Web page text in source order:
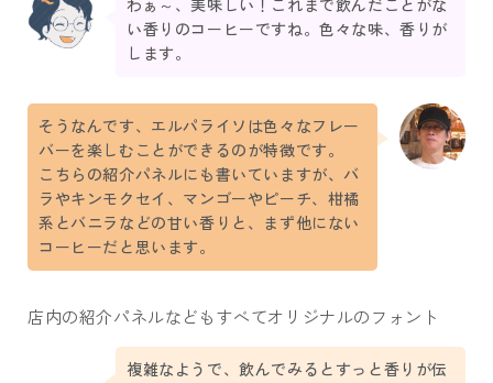
わぁ～、美味しい！これまで飲んだことがな
い香りのコーヒーですね。色々な味、香りが
します。
そうなんです、エルパライソは色々なフレー
バーを楽しむことができるのが特徴です。
こちらの紹介パネルにも書いていますが、バ
ラやキンモクセイ、マンゴーやピーチ、柑橘
系とバニラなどの甘い香りと、まず他にない
コーヒーだと思います。
店内の紹介パネルなどもすべてオリジナルのフォント
複雑なようで、飲んでみるとすっと香りが伝